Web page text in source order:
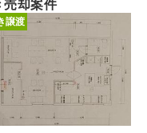
売却案件
譲渡